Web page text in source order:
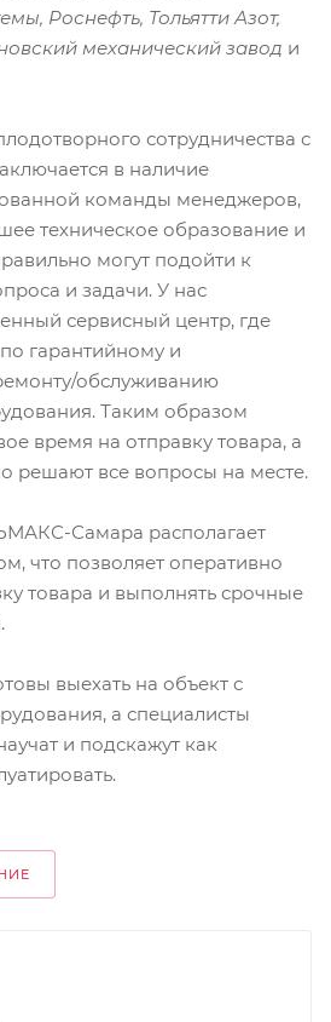
Роснефть, Тольятти Азот,
механический завод и
сотрудничества с
в наличие
команды менеджеров,
техническое образование и
могут подойти к
и задачи. У нас
сервисный центр, где
гарантийному и
обслуживанию
Таким образом
время на отправку товара, а
решают все вопросы на месте.
Самара располагает
что позволяет оперативно
товара и выполнять срочные
выехать на объект с
а специалисты
и подскажут как